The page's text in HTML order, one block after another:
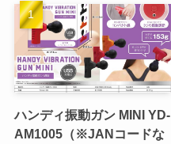
ハンディ振動ガン MINI YD-
AM1005（※JANコードな